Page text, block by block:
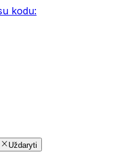
kodu:
Uždaryti